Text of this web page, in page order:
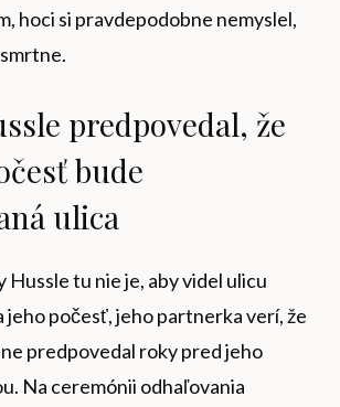
hoci si pravdepodobne nemyslel,
predpovedal, že
bude
ulica
Hussle tu nie je, aby videl ulicu
jeho počesť, jeho partnerka verí, že
predpovedal roky pred jeho
Na ceremónii odhaľovania